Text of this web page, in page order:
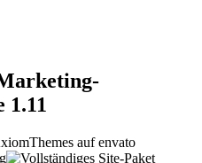
1.11